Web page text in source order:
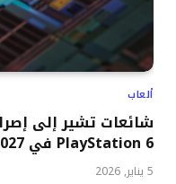
ألعاب
شائعات تشير إلى
PlayStation 6 في 2027.
5 يناير, 2026